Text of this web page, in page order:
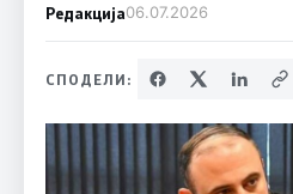
Редакција06.07.2026
СПОДЕЛИ: